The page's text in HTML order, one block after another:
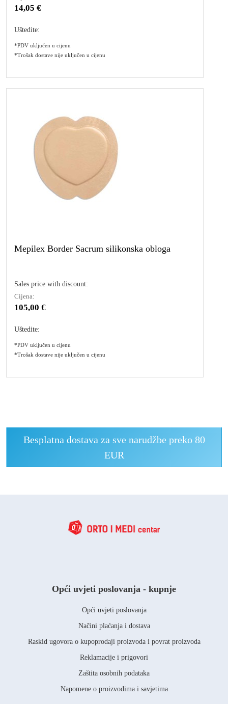
14,05 €
Uštedite:
*PDV uključen u cijenu
*Trošak dostave nije uključen u cijenu
Mepilex Border Sacrum silikonska obloga
Sales price with discount:
Cijena:
105,00 €
Uštedite:
*PDV uključen u cijenu
*Trošak dostave nije uključen u cijenu
Besplatna dostava za sve narudžbe preko 80
EUR
Opći uvjeti poslovanja - kupnje
Opći uvjeti poslovanja
Načini plaćanja i dostava
Raskid ugovora o kupoprodaji proizvoda i povrat proizvoda
Reklamacije i prigovori
Zaštita osobnih podataka
Napomene o proizvodima i savjetima